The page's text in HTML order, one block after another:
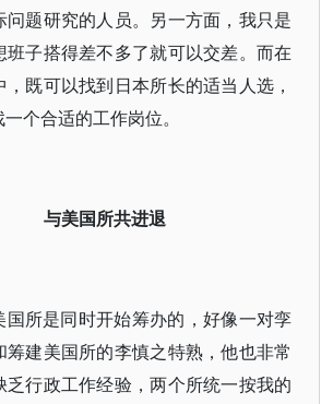
问题研究的人员。另一方面，我只是
班子搭得差不多了就可以交差。而在
既可以找到日本所长的适当人选，
个合适的工作岗位。
与美国所共进退
国所是同时开始筹办的，好像一对孪
建美国所的李慎之特熟，他也非常
乏行政工作经验，两个所统一按我的